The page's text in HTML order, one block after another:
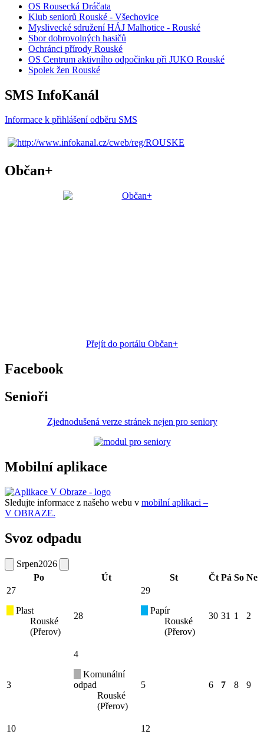
OS Rousecká Dráčata
Klub seniorů Rouské - Všechovice
Myslivecké sdružení HÁJ Malhotice - Rouské
Sbor dobrovolných hasičů
Ochránci přírody Rouské
OS Centrum aktivního odpočinku při JUKO Rouské
Spolek žen Rouské
SMS InfoKanál
Informace k přihlášení odběru SMS
Občan+
Přejít do portálu Občan+
Facebook
Senioři
Zjednodušená verze stránek nejen pro seniory
Mobilní aplikace
Sledujte informace z našeho webu v mobilní aplikaci –
V OBRAZE.
Svoz odpadu
Srpen2026
Po
Út St Čt Pá So Ne
27
Plast
Rouské
(Přerov)
28
29
Papír
Rouské
(Přerov)
30 31 1 2
3
4
Komunální
odpad
Rouské
(Přerov)
5 6 7 8 9
10
12